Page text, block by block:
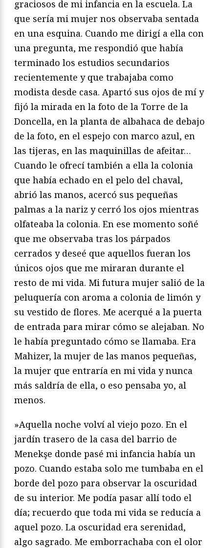
graciosos de mi infancia en la escuela. La
que sería mi mujer nos observaba sentada
en una esquina. Cuando me dirigí a ella con
una pregunta, me respondió que había
terminado los estudios secundarios
recientemente y que trabajaba como
modista desde casa. Apartó sus ojos de mí y
fijó la mirada en la foto de la Torre de la
Doncella, en la planta de albahaca de debajo
de la foto, en el espejo con marco azul, en
las tijeras, en las maquinillas de afeitar…
Cuando le ofrecí también a ella la colonia
que había echado en el pelo del chaval,
abrió las manos, acercó sus pequeñas
palmas a la nariz y cerró los ojos mientras
olfateaba la colonia. En ese momento soñé
que me observaba tras los párpados
cerrados y deseé que aquellos fueran los
únicos ojos que me miraran durante el
resto de mi vida. Mi futura mujer salió de la
peluquería con aroma a colonia de limón y
su vestido de flores. Me acerqué a la puerta
de entrada para mirar cómo se alejaban. No
le había preguntado cómo se llamaba. Era
Mahizer, la mujer de las manos pequeñas,
la mujer que entraría en mi vida y nunca
más saldría de ella, o eso pensaba yo, al
menos.
»Aquella noche volví al viejo pozo. En el
jardín trasero de la casa del barrio de
Menekşe donde pasé mi infancia había un
pozo. Cuando estaba solo me tumbaba en el
borde del pozo para observar la oscuridad
de su interior. Me podía pasar allí todo el
día; recuerdo que toda mi vida se reducía a
aquel pozo. La oscuridad era serenidad,
algo sagrado. Me emborrachaba con el olor